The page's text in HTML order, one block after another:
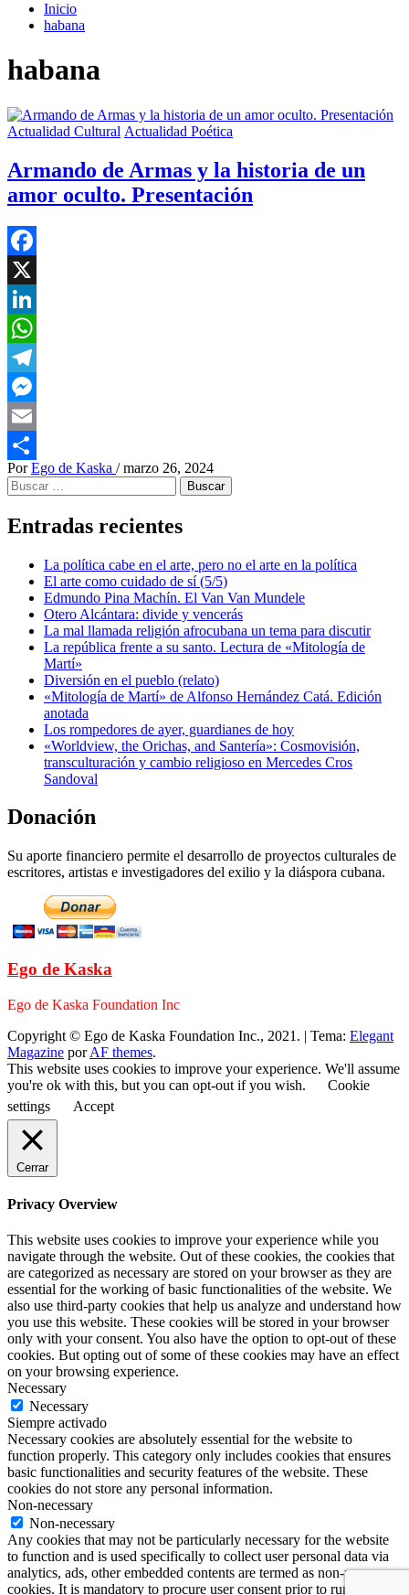
Inicio
habana
habana
Actualidad Cultural Actualidad Poética
Armando de Armas y la historia de un
amor oculto. Presentación
Facebook
X
LinkedIn
WhatsApp
Telegram
Messenger
Email
Compartir
Por Ego de Kaska / marzo 26, 2024
Buscar:
Entradas recientes
La política cabe en el arte, pero no el arte en la política
El arte como cuidado de sí (5/5)
Edmundo Pina Machín. El Van Van Mundele
Otero Alcántara: divide y vencerás
La mal llamada religión afrocubana un tema para discutir
La república frente a su santo. Lectura de «Mitología de
Martí»
Diversión en el pueblo (relato)
«Mitología de Martí» de Alfonso Hernández Catá. Edición
anotada
Los rompedores de ayer, guardianes de hoy
«Worldview, the Orichas, and Santería»: Cosmovisión,
transculturación y cambio religioso en Mercedes Cros
Sandoval
Donación
Su aporte financiero permite el desarrollo de proyectos culturales de
escritores, artistas e investigadores del exilio y la diáspora cubana.
Ego de Kaska
Ego de Kaska Foundation Inc
Copyright © Ego de Kaska Foundation Inc., 2021. | Tema: Elegant
Magazine porAF themes.
This website uses cookies to improve your experience. We'll assume
you're ok with this, but you can opt-out if you wish.
Cookie
settings
Accept
Cerrar
Privacy Overview
This website uses cookies to improve your experience while you
navigate through the website. Out of these cookies, the cookies that
are categorized as necessary are stored on your browser as they are
essential for the working of basic functionalities of the website. We
also use third-party cookies that help us analyze and understand how
you use this website. These cookies will be stored in your browser
only with your consent. You also have the option to opt-out of these
cookies. But opting out of some of these cookies may have an effect
on your browsing experience.
Necessary
Necessary
Siempre activado
Necessary cookies are absolutely essential for the website to
function properly. This category only includes cookies that ensures
basic functionalities and security features of the website. These
cookies do not store any personal information.
Non-necessary
Non-necessary
Any cookies that may not be particularly necessary for the website
to function and is used specifically to collect user personal data via
analytics, ads, other embedded contents are termed as non-necessary
cookies. It is mandatory to procure user consent prior to running